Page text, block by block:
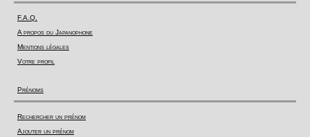
F.A.Q.
A propos du Japanophone
Mentions légales
Votre profil
Prénoms
Rechercher un prénom
Ajouter un prénom